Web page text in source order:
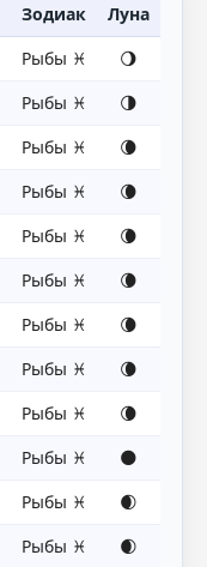
Зодиак
Луна
Рыбы ♓
🌖
Рыбы ♓
🌗
Рыбы ♓
🌘
Рыбы ♓
🌘
Рыбы ♓
🌘
Рыбы ♓
🌘
Рыбы ♓
🌘
Рыбы ♓
🌘
Рыбы ♓
🌘
Рыбы ♓
🌑
Рыбы ♓
🌒
Рыбы ♓
🌒